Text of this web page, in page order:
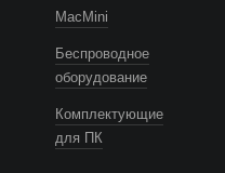
MacMini
Беспроводное
оборудование
Комплектующие
для ПК